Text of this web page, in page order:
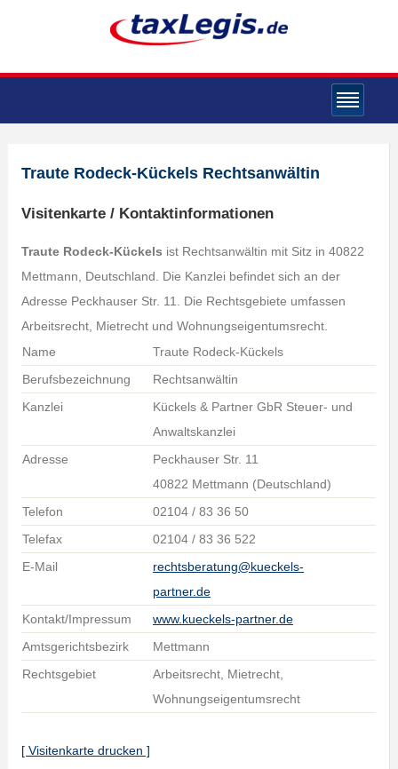
Traute Rodeck-Kückels Rechtsanwältin
Visitenkarte / Kontaktinformationen
Traute Rodeck-Kückels ist Rechtsanwältin mit Sitz in 40822
Mettmann, Deutschland. Die Kanzlei befindet sich an der
Adresse Peckhauser Str. 11. Die Rechtsgebiete umfassen
Arbeitsrecht, Mietrecht und Wohnungseigentumsrecht.
Name
Traute Rodeck-Kückels
Berufsbezeichnung
Rechtsanwältin
Kanzlei
Kückels & Partner GbR Steuer- und
Anwaltskanzlei
Adresse
Peckhauser Str. 11
40822 Mettmann (Deutschland)
Telefon
02104 / 83 36 50
Telefax
02104 / 83 36 522
E-Mail
rechtsberatung@kueckels-
partner.de
Kontakt/Impressum
www.kueckels-partner.de
Amtsgerichtsbezirk
Mettmann
Rechtsgebiet
Arbeitsrecht, Mietrecht,
Wohnungseigentumsrecht
[ Visitenkarte drucken ]